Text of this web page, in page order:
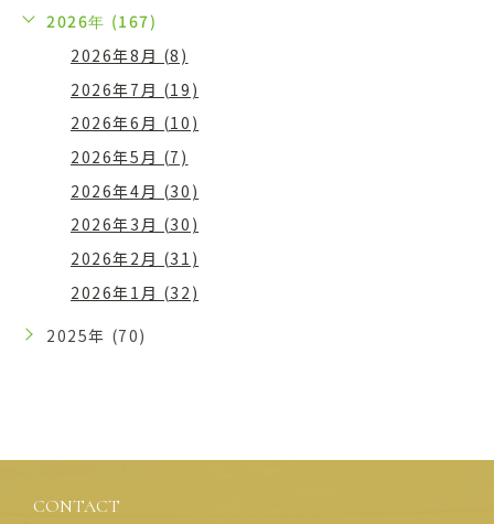
2026年 (167)
2026年8月 (8)
2026年7月 (19)
2026年6月 (10)
2026年5月 (7)
2026年4月 (30)
2026年3月 (30)
2026年2月 (31)
2026年1月 (32)
2025年 (70)
CONTACT